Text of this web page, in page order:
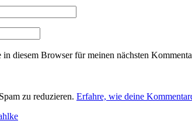
diesem Browser für meinen nächsten
zu reduzieren. Erfahre, wie deine
Vorheriger